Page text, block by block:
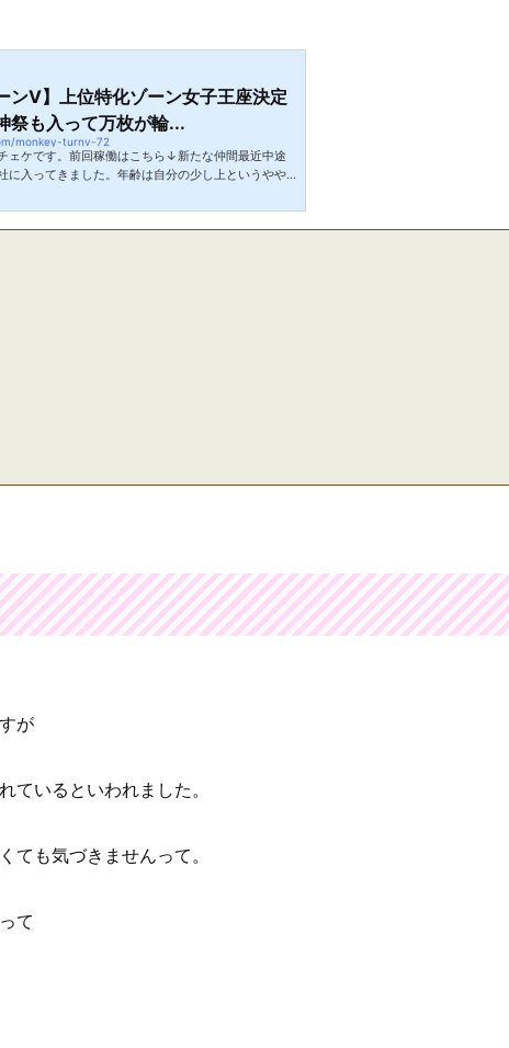
ンV】上位特化ゾーン女子王座決定
祭も入って万枚が輪...
monkey-turnv-72
ェケです。前回稼働はこちら↓新たな仲間最近中途
に入ってきました。年齢は自分の少し上というやや
絡み方に悩みます。特に真面目な人が相手の場合は
がどんな人間かをファーストコンタクトでさぐりま
が
ているといわれました。
ても気づきませんって。
て